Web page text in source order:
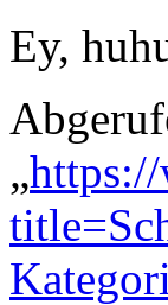
Ey,
„